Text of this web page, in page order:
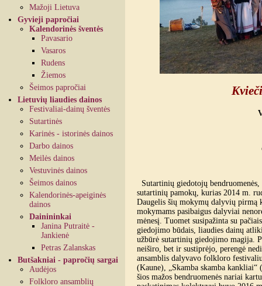
Mažoji Lietuva
Gyvieji papročiai
Kalendorinės šventės
Pavasario
Vasaros
Rudens
Žiemos
Šeimos papročiai
Lietuvių liaudies dainos
Festivaliai-dainų šventės
Sutartinės
Karinės - istorinės dainos
Darbo dainos
Meilės dainos
Vestuvinės dainos
Šeimos dainos
Kalendorinės-apeiginės
dainos
Dainininkai
Janina Putraitė -
Jankienė
Petras Zalanskas
Butšakniai - papročių sargai
Audėjos
Folkloro ansamblių
Sutartinių giedotojų
sutartinių pamokų, kurias 2014 m.
Daugelis šių mokymų dalyvių pirmą
mokymams pasibaigus dalyviai
mėnesį. Tuomet susipažinta su
giedojimo būdais, liaudies dainų
užbūrė sutartinių giedojimo magija.
neiširo, bet ir sustiprėjo, perengė
ansamblis dalyvavo folkloro
(Kaune), „Skamba skamba
šios mažos bendruomenės nariai